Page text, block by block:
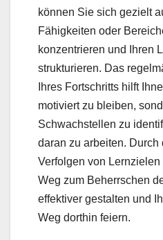
können Sie sich gezielt
Fähigkeiten oder
konzentrieren und Ihren
strukturieren. Das
Ihres Fortschritts hilft
motiviert zu bleiben,
Schwachstellen zu
daran zu arbeiten. Durch
Verfolgen von
Weg zum Beherrschen
effektiver gestalten und
Weg dorthin feiern.